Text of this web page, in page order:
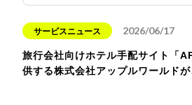
サービスニュース 2026/06/17
旅行会社向けホテル手配サイト「
供する株式会社アップルワールド